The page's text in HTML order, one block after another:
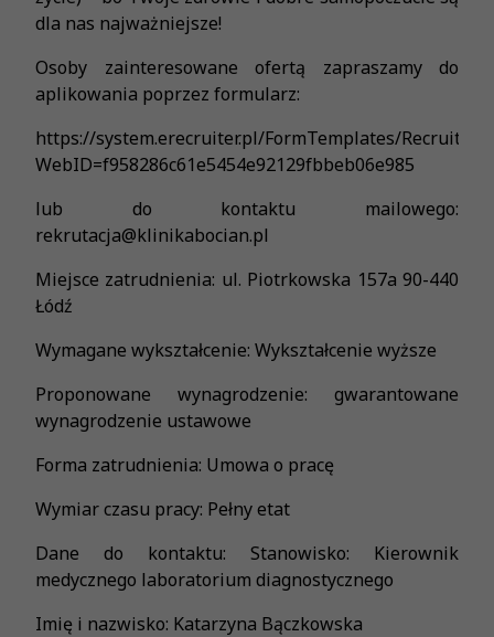
dla nas najważniejsze!
Osoby zainteresowane ofertą zapraszamy do
aplikowania poprzez formularz:
https://system.erecruiter.pl/FormTemplates/
WebID=f958286c61e5454e92129fbbeb06e985
lub do kontaktu mailowego:
rekrutacja@klinikabocian.pl
Miejsce zatrudnienia: ul. Piotrkowska 157a 90-440
Łódź
Wymagane wykształcenie: Wykształcenie wyższe
Proponowane wynagrodzenie: gwarantowane
wynagrodzenie ustawowe
Forma zatrudnienia: Umowa o pracę
Wymiar czasu pracy: Pełny etat
Dane do kontaktu: Stanowisko: Kierownik
medycznego laboratorium diagnostycznego
Imię i nazwisko: Katarzyna Bączkowska